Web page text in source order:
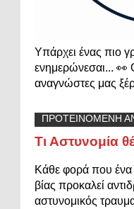
Υπάρχει ένας πιο
ενημερώνεσαι... 👀
αναγνώστες μας
ΠΡΟΤΕΙΝΟΜΕΝΗ
Τι Αστυνομία
Κάθε φορά που ένα
βίας προκαλεί
αστυνομικός